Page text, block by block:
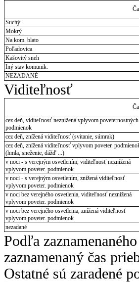
Suchý
Mokrý
Na kom. blato
Poľadovica
Kašovitý sneh
Iný stav komunik.
NEZADANÉ
Viditeľnosť
cez deň, viditeľnosť neznížená vplyvom poveternostných
podmienok
cez deň, znížená viditeľnosť (svitanie, súmrak)
cez deň, znížená viditeľnosť vplyvom poveter.
(hmla, sneženie, dážď ...)
v noci - s verejným osvetlením, viditeľnosť neznížená
vplyvom poveter. podmienok
v noci - s verejným osvetlením, znížená viditeľnosť
vplyvom poveter. podmienok
v noci bez verejného osvetlenia, viditeľnosť neznížená
vplyvom poveter. podmienok
v noci bez verejného osvetlenia, znížená viditeľnosť
vplyvom poveter. podmienok
nezadané
Podľa
zaznamenaný čas
Ostatné sú zaradené